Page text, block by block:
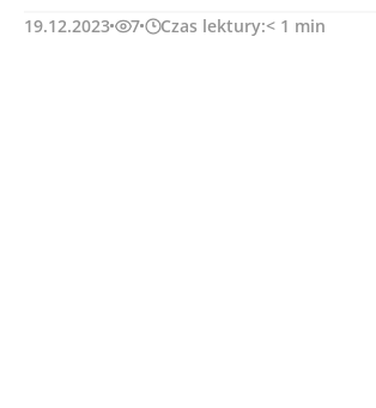
19.12.2023 7 Czas lektury:< 1 min